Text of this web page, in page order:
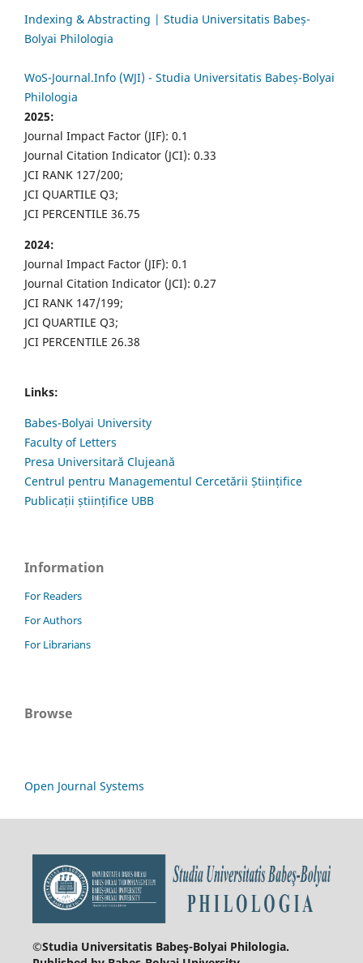
Indexing & Abstracting | Studia Universitatis Babeș-
Bolyai Philologia
WoS-Journal.Info (WJI) - Studia Universitatis Babeș-Bolyai
Philologia
2025:
Journal Impact Factor (JIF): 0.1
Journal Citation Indicator (JCI): 0.33
JCI RANK 127/200;
JCI QUARTILE Q3;
JCI PERCENTILE 36.75
2024:
Journal Impact Factor (JIF): 0.1
Journal Citation Indicator (JCI): 0.27
JCI RANK 147/199;
JCI QUARTILE Q3;
JCI PERCENTILE 26.38
Links:
Babes-Bolyai University
Faculty of Letters
Presa Universitară Clujeană
Centrul pentru Managementul Cercetării Științifice
Publicații științifice UBB
Information
For Readers
For Authors
For Librarians
Browse
Open Journal Systems
©Studia Universitatis Babeş-Bolyai Philologia.